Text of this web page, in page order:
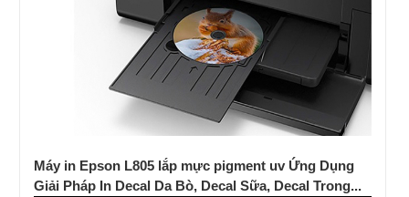
Máy in Epson L805 lắp mực pigment uv Ứng Dụng
Giải Pháp In Decal Da Bò, Decal Sữa, Decal Trong...